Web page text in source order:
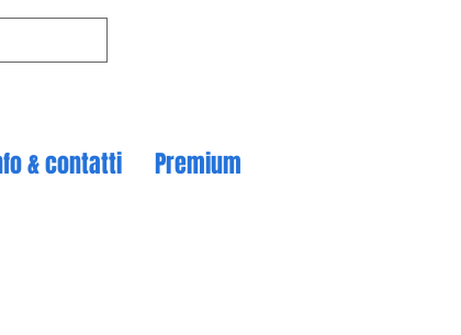
& contatti Premium